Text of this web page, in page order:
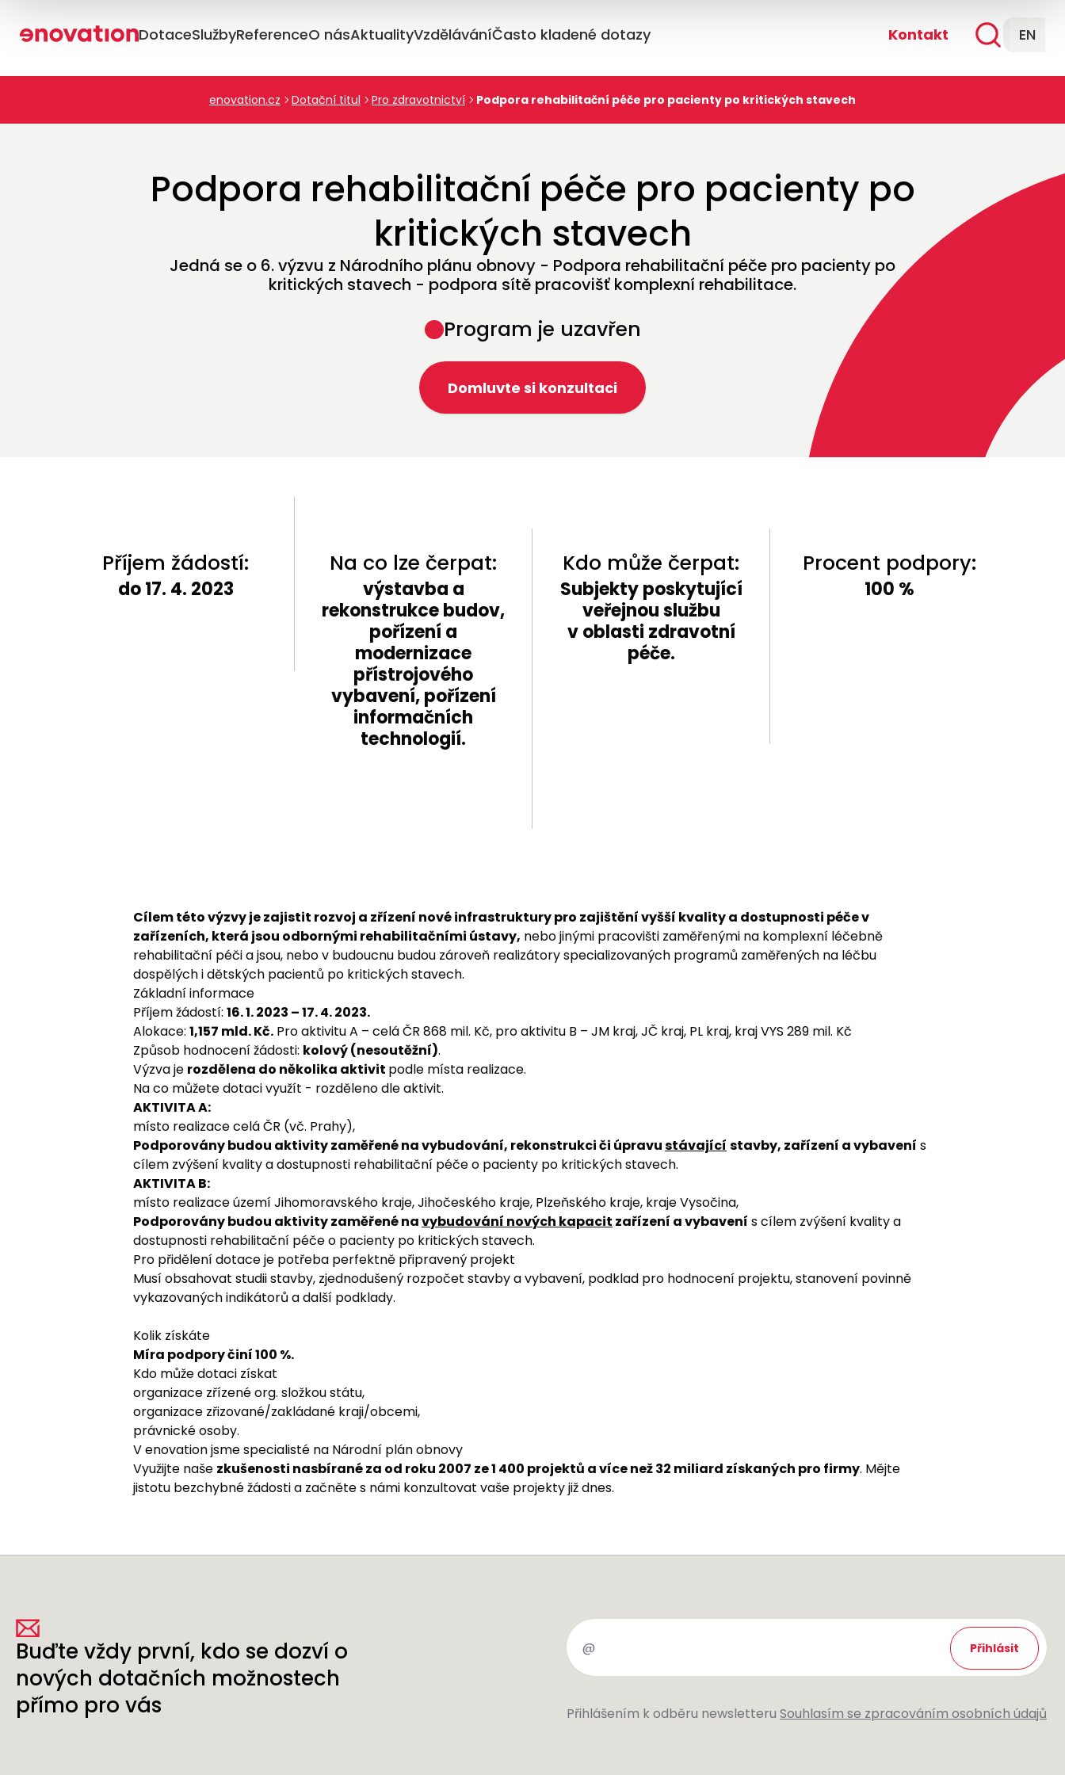
DotaceSlužbyReferenceO násAktualityVzděláváníČasto kladené dotazy Kontakt EN
enovation.cz Dotační titul Pro zdravotnictví Podpora rehabilitační péče pro pacienty po kritických stavech
Podpora rehabilitační péče pro pacienty po
kritických stavech
Jedná se o 6. výzvu z Národního plánu obnovy - Podpora rehabilitační péče pro pacienty po
kritických stavech - podpora sítě pracovišť komplexní rehabilitace.
Program je uzavřen
Domluvte si konzultaci
Příjem žádostí:
do 17. 4. 2023
Na co lze čerpat:
výstavba a
rekonstrukce budov,
pořízení a
modernizace
přístrojového
vybavení, pořízení
informačních
technologií.
Kdo může čerpat:
Subjekty poskytující
veřejnou službu
v oblasti zdravotní
péče.
Procent podpory:
100 %
Cílem této výzvy je zajistit rozvoj a zřízení nové infrastruktury pro zajištění vyšší kvality a dostupnosti péče v
zařízeních, která jsou odbornými rehabilitačními ústavy, nebo jinými pracovišti zaměřenými na komplexní léčebně
rehabilitační péči a jsou, nebo v budoucnu budou zároveň realizátory specializovaných programů zaměřených na léčbu
dospělých i dětských pacientů po kritických stavech.
Základní informace
Příjem žádostí: 16. 1. 2023 – 17. 4. 2023.
Alokace: 1,157 mld. Kč. Pro aktivitu A – celá ČR 868 mil. Kč, pro aktivitu B – JM kraj, JČ kraj, PL kraj, kraj VYS 289 mil. Kč
Způsob hodnocení žádosti: kolový (nesoutěžní).
Výzva je rozdělena do několika aktivit podle místa realizace.
Na co můžete dotaci využít - rozděleno dle aktivit.
AKTIVITA A:
místo realizace celá ČR (vč. Prahy),
Podporovány budou aktivity zaměřené na vybudování, rekonstrukci či úpravustávající stavby, zařízení a vybavení s
cílem zvýšení kvality a dostupnosti rehabilitační péče o pacienty po kritických stavech.
AKTIVITA B:
místo realizace území Jihomoravského kraje, Jihočeského kraje, Plzeňského kraje, kraje Vysočina,
Podporovány budou aktivity zaměřené navybudování nových kapacit zařízení a vybavení s cílem zvýšení kvality a
dostupnosti rehabilitační péče o pacienty po kritických stavech.
Pro přidělení dotace je potřeba perfektně připravený projekt
Musí obsahovat studii stavby, zjednodušený rozpočet stavby a vybavení, podklad pro hodnocení projektu, stanovení povinně
vykazovaných indikátorů a další podklady.
Kolik získáte
Míra podpory činí 100 %.
Kdo může dotaci získat
organizace zřízené org. složkou státu,
organizace zřizované/zakládané kraji/obcemi,
právnické osoby.
V enovation jsme specialisté na Národní plán obnovy
Využijte naše zkušenosti nasbírané za od roku 2007 ze 1 400 projektů a více než 32 miliard získaných pro firmy. Mějte
jistotu bezchybné žádosti a začněte s námi konzultovat vaše projekty již dnes.
Buďte vždy první, kdo se dozví o
nových dotačních možnostech
přímo pro vás
Přihlásit
Přihlášením k odběru newsletteru Souhlasím se zpracováním osobních údajů